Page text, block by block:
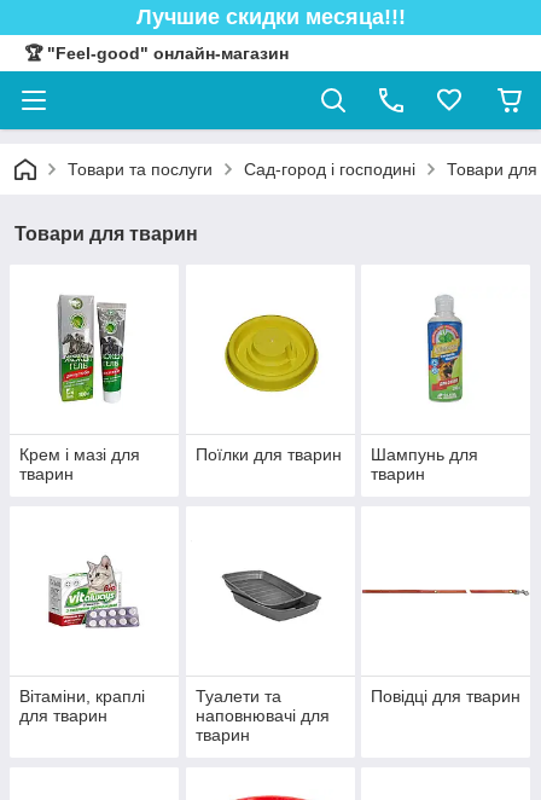
Лучшие скидки месяца!!!
🏆 "Feel-good" онлайн-магазин
Товари та послуги Сад-город і господині Товари для
Товари для тварин
Крем і мазі для
тварин
Поїлки для тварин
Шампунь для
тварин
Вітаміни, краплі
для тварин
Туалети та
наповнювачі для
тварин
Повідці для тварин